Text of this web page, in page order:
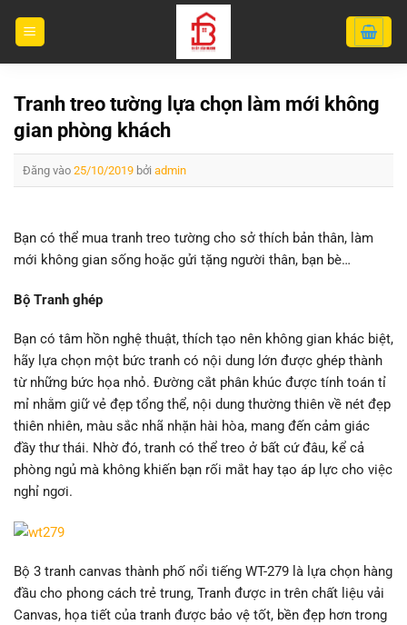
Tranh treo tường lựa chọn làm mới không
gian phòng khách
Đăng vào 25/10/2019 bởi admin
Bạn có thể mua tranh treo tường cho sở thích bản thân, làm
mới không gian sống hoặc gửi tặng người thân, bạn bè…
Bộ Tranh ghép
Bạn có tâm hồn nghệ thuật, thích tạo nên không gian khác biệt,
hãy lựa chọn một bức tranh có nội dung lớn được ghép thành
từ những bức họa nhỏ. Đường cắt phân khúc được tính toán tỉ
mỉ nhằm giữ vẻ đẹp tổng thể, nội dung thường thiên về nét đẹp
thiên nhiên, màu sắc nhã nhặn hài hòa, mang đến cảm giác
đầy thư thái. Nhờ đó, tranh có thể treo ở bất cứ đâu, kể cả
phòng ngủ mà không khiến bạn rối mắt hay tạo áp lực cho việc
nghỉ ngơi.
Bộ 3 tranh canvas thành phố nổi tiếng WT-279 là lựa chọn hàng
đầu cho phong cách trẻ trung, Tranh được in trên chất liệu vải
Canvas, họa tiết của tranh được bảo vệ tốt, bền đẹp hơn trong